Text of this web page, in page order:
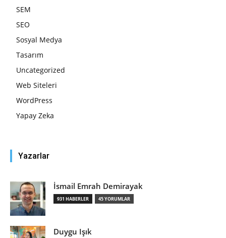
SEM
SEO
Sosyal Medya
Tasarım
Uncategorized
Web Siteleri
WordPress
Yapay Zeka
Yazarlar
İsmail Emrah Demirayak
931 HABERLER 45 YORUMLAR
Duygu Işık